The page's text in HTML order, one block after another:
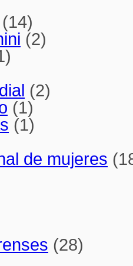
(14)
(2)
(2)
(1)
(1)
de mujeres
(28)